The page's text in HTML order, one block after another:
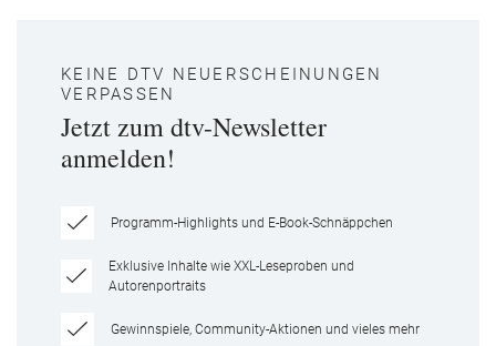
KEINE DTV NEUERSCHEINUNGEN
VERPASSEN
Jetzt zum dtv-Newsletter
anmelden!
Programm-Highlights und E-Book-Schnäppchen
Exklusive Inhalte wie XXL-Leseproben und
Autorenportraits
Gewinnspiele, Community-Aktionen und vieles mehr